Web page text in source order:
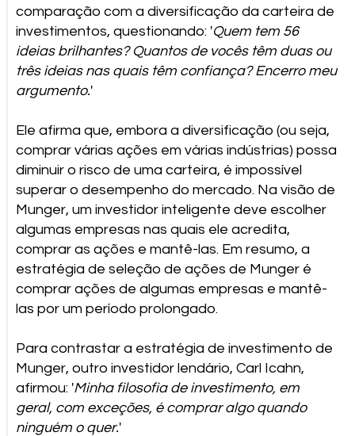
comparação com a diversificação da carteira de
investimentos, questionando: 'Quem tem 56
ideias brilhantes? Quantos de vocês têm duas ou
três ideias nas quais têm confiança? Encerro meu
argumento.'
Ele afirma que, embora a diversificação (ou seja,
comprar várias ações em várias indústrias) possa
diminuir o risco de uma carteira, é impossível
superar o desempenho do mercado. Na visão de
Munger, um investidor inteligente deve escolher
algumas empresas nas quais ele acredita,
comprar as ações e mantê-las. Em resumo, a
estratégia de seleção de ações de Munger é
comprar ações de algumas empresas e mantê-
las por um período prolongado.
Para contrastar a estratégia de investimento de
Munger, outro investidor lendário, Carl Icahn,
afirmou: 'Minha filosofia de investimento, em
geral, com exceções, é comprar algo quando
ninguém o quer.'